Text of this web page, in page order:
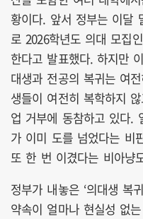
황이다. 앞서 정부는 이달
로 2026학년도 의대 모집
한다고 발표했다. 하지만
대생과 전공의 복귀는 여
생들이 여전히 복학하지
업 거부에 동참하고 있다.
가 이미 도를 넘었다는 비
또 한 번 이겼다는 비아냥
정부가 내놓은 ‘의대생 복
약속이 얼마나 현실성 없